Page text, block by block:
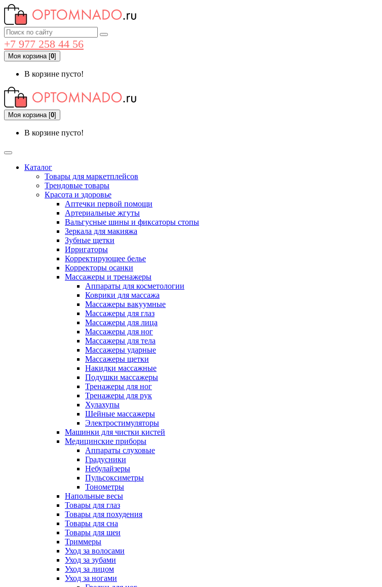
+7 977 258 44 56
Моя корзина[0]
В корзине пусто!
Моя корзина[0]
В корзине пусто!
Каталог
Товары для маркетплейсов
Трендовые товары
Красота и здоровье
Аптечки первой помощи
Артериальные жгуты
Вальгусные шины и фиксаторы стопы
Зеркала для макияжа
Зубные щетки
Ирригаторы
Корректирующее белье
Корректоры осанки
Массажеры и тренажеры
Аппараты для косметологии
Коврики для массажа
Массажеры вакуумные
Массажеры для глаз
Массажеры для лица
Массажеры для ног
Массажеры для тела
Массажеры ударные
Массажеры щетки
Накидки массажные
Подушки массажеры
Тренажеры для ног
Тренажеры для рук
Хулахупы
Шейные массажеры
Электростимуляторы
Машинки для чистки кистей
Медицинские приборы
Аппараты слуховые
Градусники
Небулайзеры
Пульсоксиметры
Тонометры
Напольные весы
Товары для глаз
Товары для похудения
Товары для сна
Товары для шеи
Триммеры
Уход за волосами
Уход за зубами
Уход за лицом
Уход за ногами